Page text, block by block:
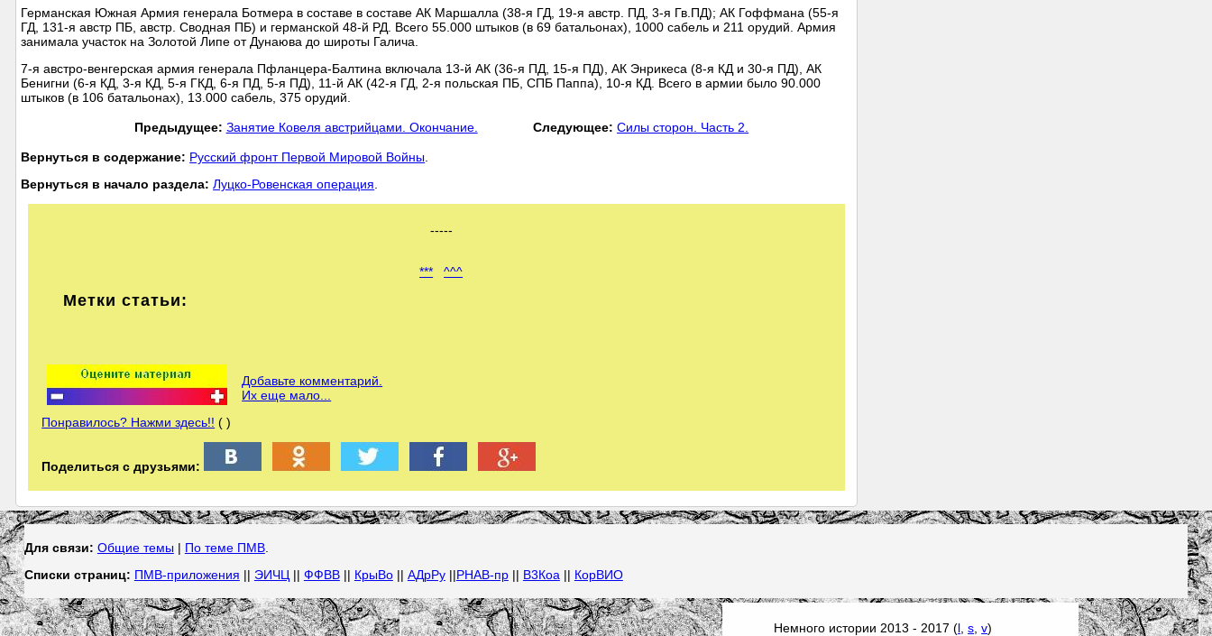
Германская Южная Армия генерала Ботмера в составе в составе АК Маршалла (38-я ГД, 19-я австр. ПД, 3-я Гв.ПД); АК Гоффмана (55-я
ГД, 131-я австр ПБ, австр. Сводная ПБ) и германской 48-й РД. Всего 55.000 штыков (в 69 батальонах), 1000 сабель и 211 орудий. Армия
занимала участок на Золотой Липе от Дунаюва до широты Галича.
7-я австро-венгерская армия генерала Пфланцера-Балтина включала 13-й АК (36-я ПД, 15-я ПД), АК Энрикеса (8-я КД и 30-я ПД), АК
Бенигни (6-я КД, 3-я КД, 5-я ГКД, 6-я ПД, 5-я ПД), 11-й АК (42-я ГД, 2-я польская ПБ, СПБ Паппа), 10-я КД. Всего в армии было 90.000
штыков (в 106 батальонах), 13.000 сабель, 375 орудий.
Предыдущее: Занятие Ковеля австрийцами. Окончание. Следующее: Силы сторон. Часть 2.
Вернуться в содержание: Русский фронт Первой Мировой Войны.
Вернуться в начало раздела: Луцко-Ровенская операция.
-----
*** ^^^
Метки статьи:
Добавьте комментарий.
Их еще мало...
Понравилось? Нажми здесь!! ( )
Поделиться с друзьями:
Для связи: Общие темы | По теме ПМВ.
Списки страниц: ПМВ-приложения || ЭИЧЦ|| ФФВВ|| КрыВо|| АДрРу||РНАВ-пр|| В3Коа|| КорВИО
Немного истории 2013 - 2017 (l,s,v)